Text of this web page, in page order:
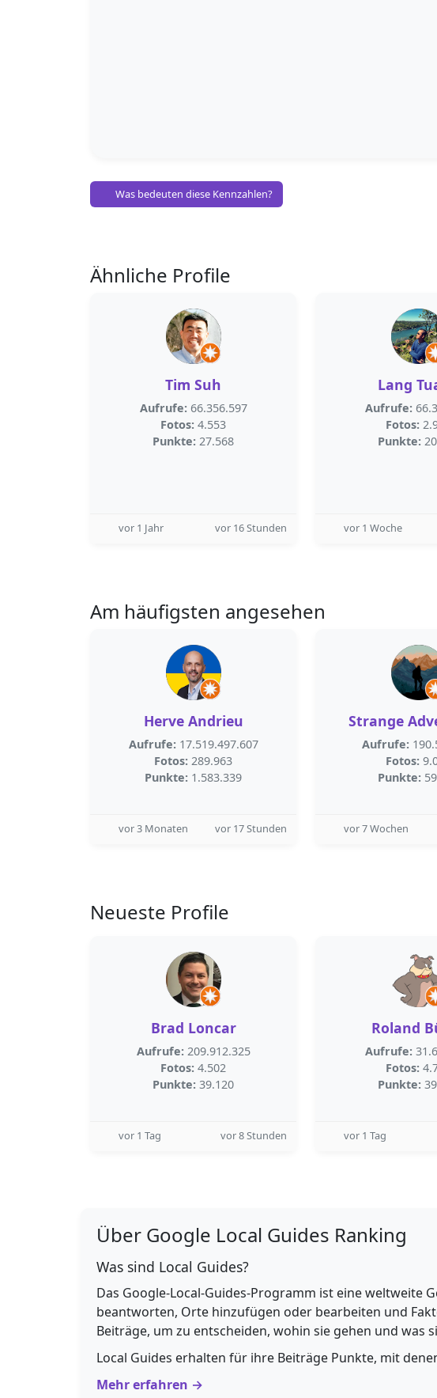
Was bedeuten diese Kennzahlen?
Ähnliche Profile
Tim Suh
Aufrufe: 66.356.597
Fotos: 4.553
Punkte: 27.568
vor 1 Jahr vor 16 Stunden
Lang
Aufrufe:
Fotos:
Punkte:
vor 1 Woche
Am häufigsten angesehen
Herve Andrieu
Aufrufe: 17.519.497.607
Fotos: 289.963
Punkte: 1.583.339
vor 3 Monaten vor 17 Stunden
Strange
Aufrufe:
Fotos:
Punkte:
vor 7 Wochen
Neueste Profile
Brad Loncar
Aufrufe: 209.912.325
Fotos: 4.502
Punkte: 39.120
vor 1 Tag vor 8 Stunden
Roland
Aufrufe:
Fotos:
Punkte:
vor 1 Tag
Über Google Local Guides Ranking
Was sind Local Guides?
Das Google-Local-Guides-Programm ist eine weltweite
beantworten, Orte hinzufügen oder bearbeiten und
Beiträge, um zu entscheiden, wohin sie gehen und was
Local Guides erhalten für ihre Beiträge Punkte, mit
Mehr erfahren →